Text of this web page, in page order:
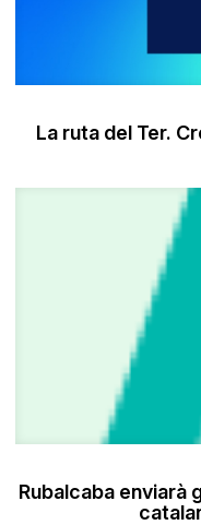
La ruta del Ter.
Rubalcaba enviarà